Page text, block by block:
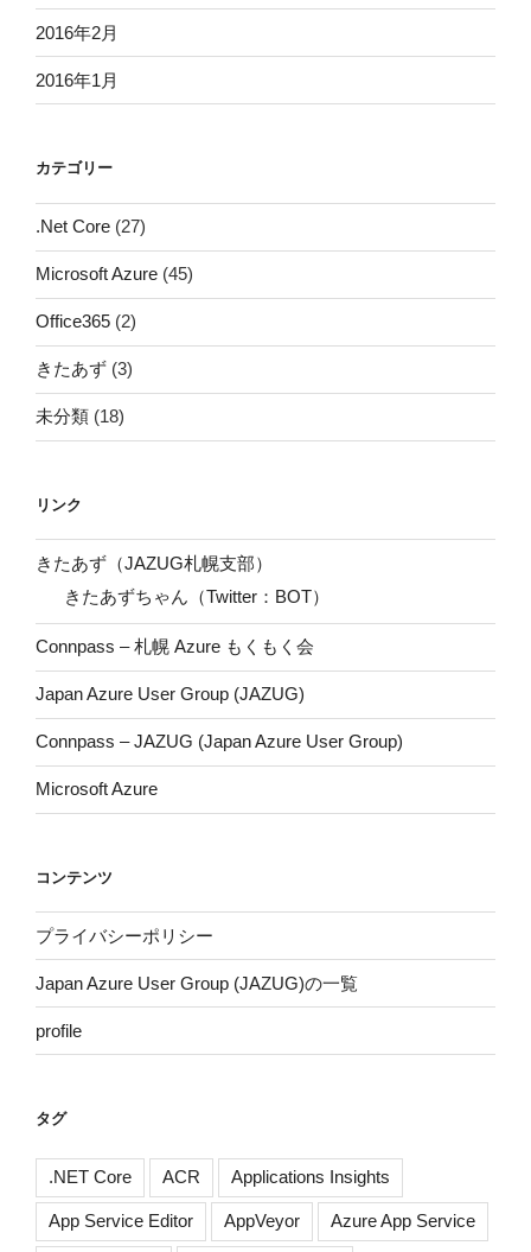
2016年2月
2016年1月
カテゴリー
.Net Core (27)
Microsoft Azure (45)
Office365 (2)
きたあず (3)
未分類 (18)
リンク
きたあず（JAZUG札幌支部）
きたあずちゃん（Twitter：BOT）
Connpass – 札幌 Azure もくもく会
Japan Azure User Group (JAZUG)
Connpass – JAZUG (Japan Azure User Group)
Microsoft Azure
コンテンツ
プライバシーポリシー
Japan Azure User Group (JAZUG)の一覧
profile
タグ
.NET Core ACR Applications Insights
App Service Editor AppVeyor Azure App Service